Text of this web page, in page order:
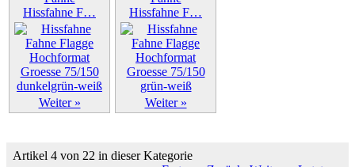
Hissfahne F…
Weiter »
Hissfahne F…
Weiter »
Artikel 4 von 22 in dieser Kategorie